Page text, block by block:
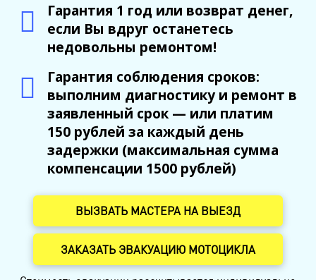
Гарантия 1 год или возврат денег,
если Вы вдруг останетесь
недовольны ремонтом!
Гарантия соблюдения сроков:
выполним диагностику и ремонт в
заявленный срок — или платим
150 рублей за каждый день
задержки (максимальная сумма
компенсации 1500 рублей)
ВЫЗВАТЬ МАСТЕРА НА ВЫЕЗД
ЗАКАЗАТЬ ЭВАКУАЦИЮ МОТОЦИКЛА